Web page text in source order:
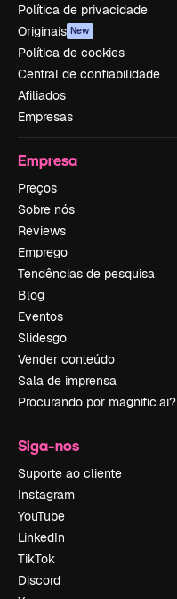
Política de privacidade
Originais New
Política de cookies
Central de confiabilidade
Afiliados
Empresas
Empresa
Preços
Sobre nós
Reviews
Emprego
Tendências de pesquisa
Blog
Eventos
Slidesgo
Vender conteúdo
Sala de imprensa
Procurando por magnific.ai?
Siga-nos
Suporte ao cliente
Instagram
YouTube
LinkedIn
TikTok
Discord